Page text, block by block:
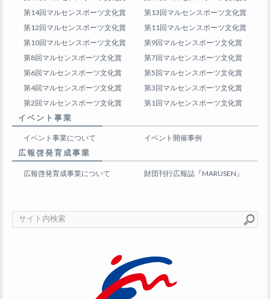
第14回マルセンスポーツ文化賞
第13回マルセンスポーツ文化賞
第12回マルセンスポーツ文化賞
第11回マルセンスポーツ文化賞
第10回マルセンスポーツ文化賞
第9回マルセンスポーツ文化賞
第8回マルセンスポーツ文化賞
第7回マルセンスポーツ文化賞
第6回マルセンスポーツ文化賞
第5回マルセンスポーツ文化賞
第4回マルセンスポーツ文化賞
第3回マルセンスポーツ文化賞
第2回マルセンスポーツ文化賞
第1回マルセンスポーツ文化賞
イベント事業
イベント事業について イベント開催事例
広報啓発育成事業
広報啓発育成事業について 財団刊行広報誌『MARUSEN』